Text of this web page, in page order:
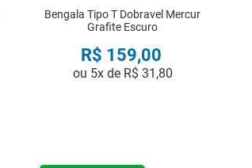
Bengala Tipo T Dobravel Mercur
Grafite Escuro
R$ 159,00
ou 5x de R$ 31 ,80